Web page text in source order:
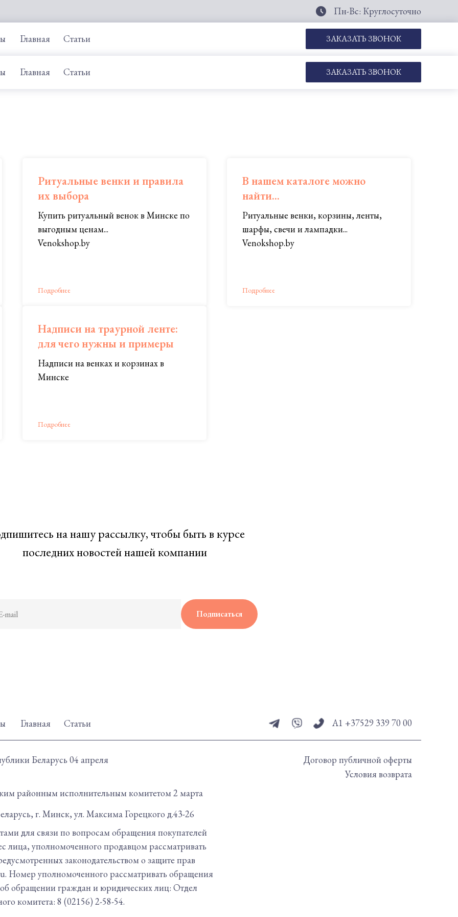
Пн-Вс: Круглосуточно
ЗАКАЗАТЬ ЗВОНОК
Главная Статьи
ЗАКАЗАТЬ ЗВОНОК
Главная Статьи
Ритуальные венки и правила
их выбора
Купить ритуальный венок в Минске по
выгодным ценам...
Venokshop.by
Подробнее
В нашем каталоге можно
найти...
Ритуальные венки, корзины, ленты,
шарфы, свечи и лампадки...
Venokshop.by
Подробнее
Надписи на траурной ленте:
для чего нужны и примеры
Надписи на венках и корзинах в
Минске
Подробнее
на нашу рассылку, чтобы быть в курсе
последних новостей нашей компании
Подписаться
А1 +37529 339 70 00
Главная
Беларусь 04 апреля
Договор публичной оферты
Условия возврата
районным исполнительным комитетом 2 марта
Статьи
г. Минск, ул. Максима Горецкого д.43-26
для связи по вопросам обращения покупателей
уполномоченного продавцом рассматривать
законодательством о защите прав
Номер уполномоченного рассматривать обращения
об обращении граждан и юридических лиц: Отдел
комитета: 8 (02156) 2-58-54.